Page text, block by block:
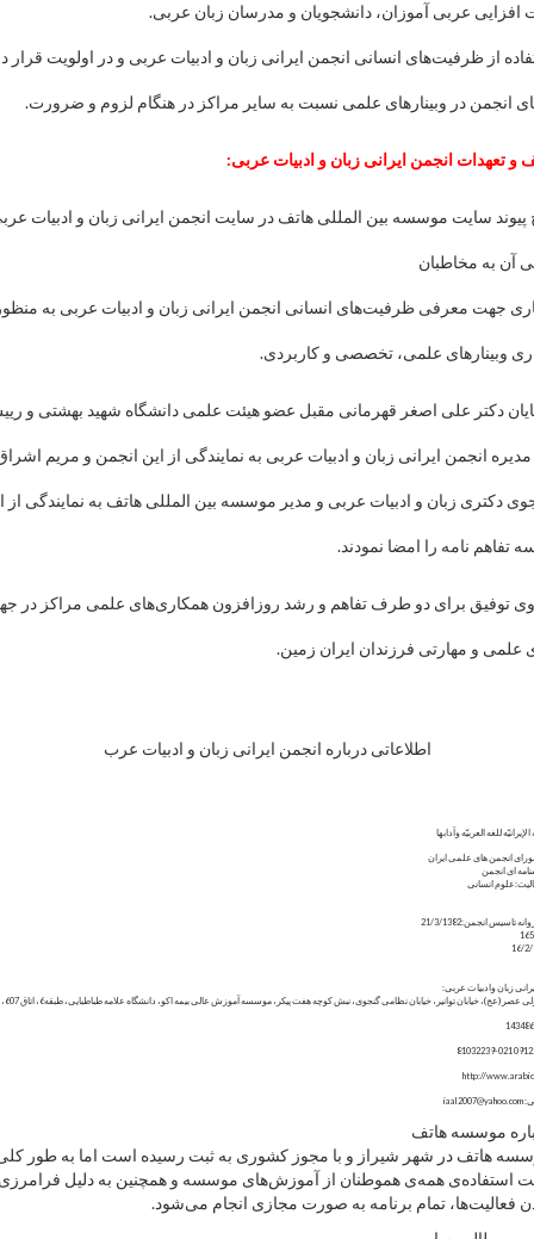
عربی آموزان، دانشجویان و مدرسان زبان عربی.
انسانی انجمن ایرانی زبان و ادبیات عربی و در اولویت قرار دادن
در وبینارهای علمی نسبت به سایر مراکز در هنگام لزوم و ضرورت.
انجمن ایرانی زبان و ادبیات عربی:
موسسه بین المللی هاتف در سایت انجمن ایرانی زبان و ادبیات عربی و
ظرفیت‌های انسانی انجمن ایرانی زبان و ادبیات عربی به منظور
علمی، تخصصی و کاربردی‌.
علی اصغر قهرمانی مقبل عضو هیئت علمی دانشگاه شهید بهشتی و رییس
ایرانی زبان و ادبیات عربی به نمایندگی از این انجمن و مریم اشراق‌پور
زبان و ادبیات عربی و مدیر موسسه بین المللی هاتف به نمایندگی از این
را امضا نمودند.
برای دو طرف تفاهم و رشد روزافزون همکاری‌های علمی مراکز در جهت
مهارتی فرزندان ایران زمین.
اطلاعاتی درباره انجمن ایرانی زبان و ادبیات عرب
وآدابها
علمی ایران
1382
عربی:
توانیر، خیابان نظامی گنجوی، نبش کوچه هفت پیکر، موسسه آموزش عالی بیمه اکو، دانشگاه علامه طباطبایی، طبقه6، اتاق 607،
هاتف
در شهر شیراز و با مجوز کشوری به ثبت رسیده است اما به طور کلی
همه‌ی هموطنان از آموزش‌های موسسه و همچنین به دلیل فرامرزی
تمام برنامه به صورت مجازی انجام می‌شود.